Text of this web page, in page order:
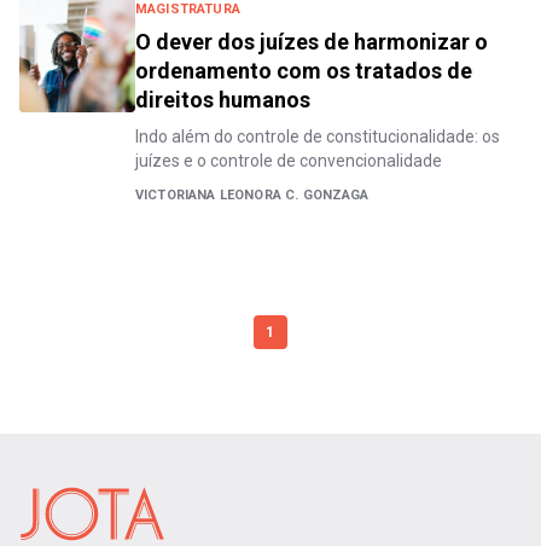
MAGISTRATURA
O dever dos juízes de harmonizar o
ordenamento com os tratados de
direitos humanos
Indo além do controle de constitucionalidade: os
juízes e o controle de convencionalidade
VICTORIANA LEONORA C. GONZAGA
1